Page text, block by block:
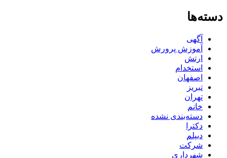
دسته‌ها
آگهی
آموزش پرورش
ارتش
استخدام
اصفهان
تبریز
تهران
خانم
دسته‌بندی نشده
دکترا
دیپلم
شرکت
شهرداری